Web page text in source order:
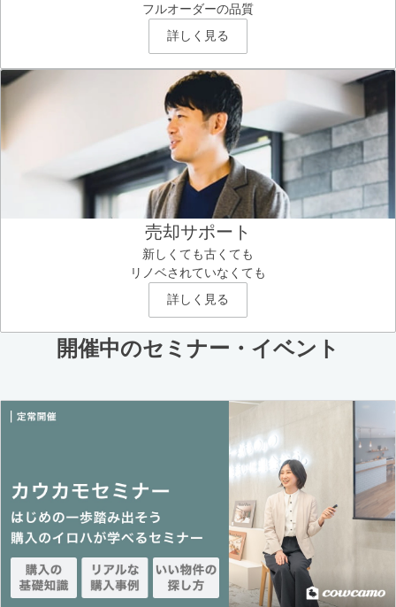
フルオーダーの品質
詳しく見る
売却サポート
新しくても古くても
リノベされていなくても
詳しく見る
開催中のセミナー・イベント